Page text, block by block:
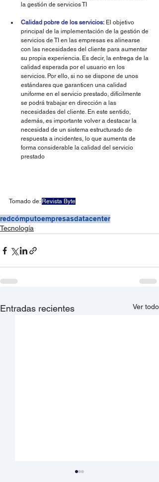
la gestión de servicios TI
Calidad pobre de los servicios: El objetivo
principal de la implementación de la gestión de
servicios de TI en las empresas es alinearse
con las necesidades del cliente para aumentar
su propia experiencia. Es decir, la entrega de la
calidad esperada por el usuario en los
servicios. Por ello, si no se dispone de unos
estándares que garanticen una calidad
uniforme en el servicio prestado, difícilmente
se podrá trabajar en dirección a las
necesidades del cliente. En este sentido,
además, es importante volver a destacar la
necesidad de un sistema estructurado de
respuesta a incidentes, lo que aumenta de
forma considerable la calidad del servicio
prestado
Tomado de: Revista Byte
redcómputoempresasdatacenter
Tecnología
Entradas recientes Ver todo